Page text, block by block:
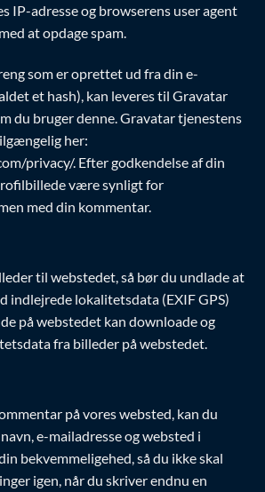
IP-adresse og browserens user agent
at opdage spam.
som er oprettet ud fra din e-
et hash), kan leveres til Gravatar
du bruger denne. Gravatar tjenestens
her:
privacy/. Efter godkendelse af din
være synligt for
med din kommentar.
til webstedet, så bør du undlade at
indlejrede lokalitetsdata (EXIF GPS)
på webstedet kan downloade og
fra billeder på webstedet.
på vores websted, kan du
e-mailadresse og websted i
bekvemmeligehed, så du ikke skal
igen, når du skriver endnu en